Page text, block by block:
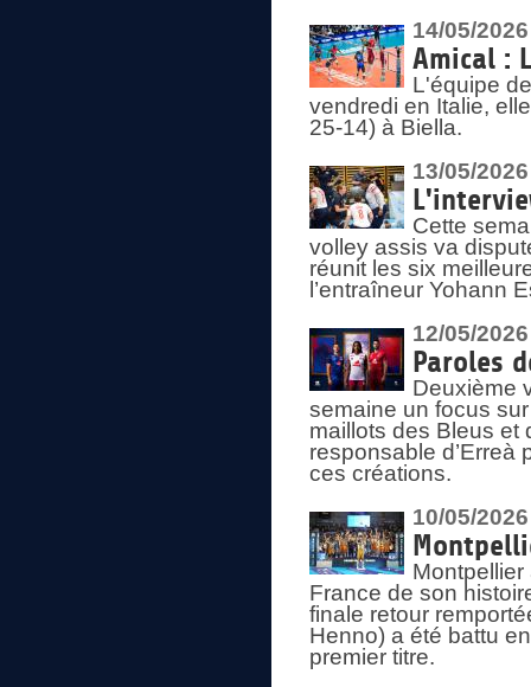
14/05/2026
Amical :
L'équipe
vendredi en Italie,
25-14) à Biella.
13/05/2026
Cette
volley assis va
réunit les six
l’entraîneur Yohann
12/05/2026
Paroles
Deuxième
semaine un focus
maillots des Bleus et
responsable d’Erreà
ces créations.
10/05/2026
France de son
finale retour
Henno) a été battu
premier titre.